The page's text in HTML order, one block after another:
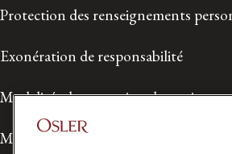
Protection des renseignements
Exonération de responsabilité
Modalités de prestation de services
Modalités d'utilisation